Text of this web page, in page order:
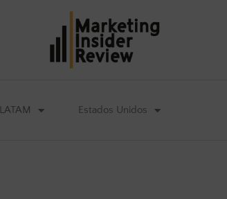
LATAM Estados Unidos